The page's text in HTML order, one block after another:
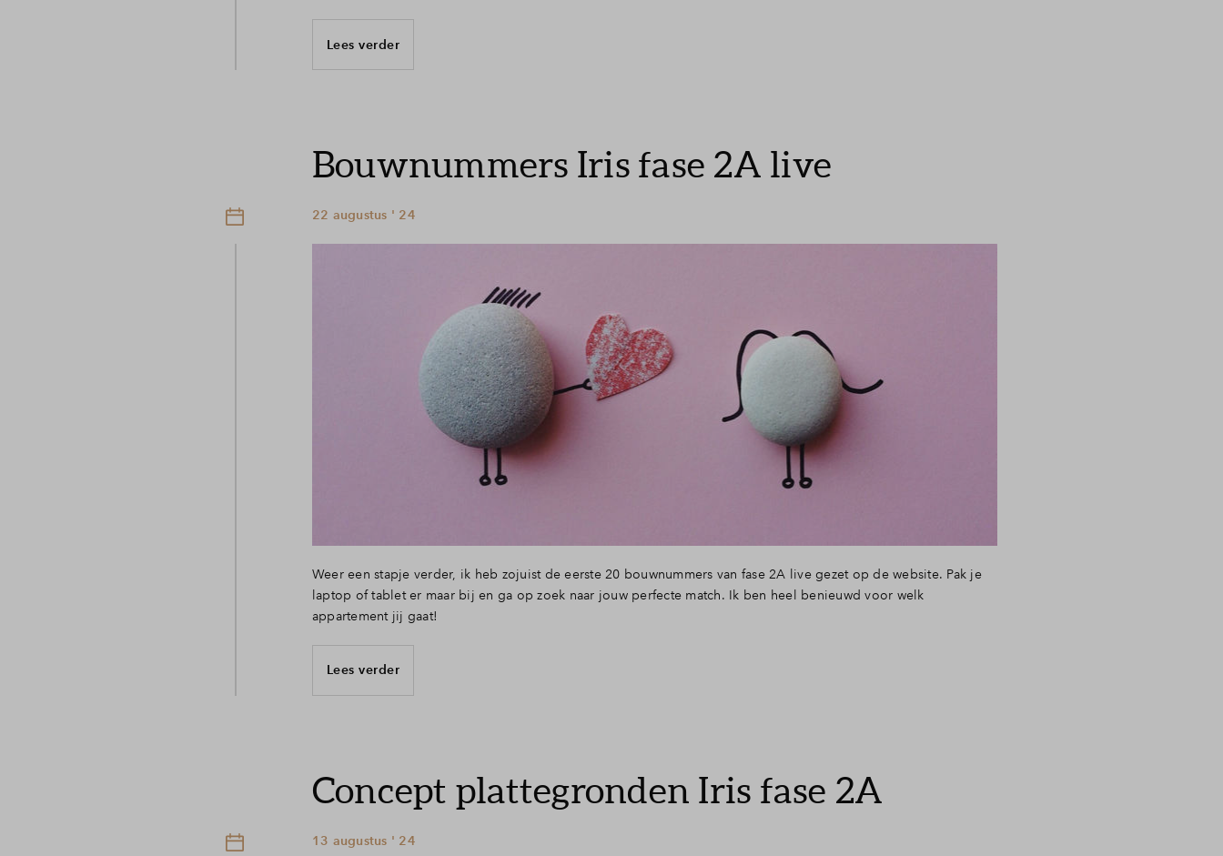
Lees verder
Bouwnummers Iris fase 2A live
22 augustus ' 24
Weer een stapje verder, ik heb zojuist de eerste 20 bouwnummers van fase 2A live gezet op de website. Pak je
laptop of tablet er maar bij en ga op zoek naar jouw perfecte match. Ik ben heel benieuwd voor welk
appartement jij gaat!
Lees verder
Concept plattegronden Iris fase 2A
13 augustus ' 24